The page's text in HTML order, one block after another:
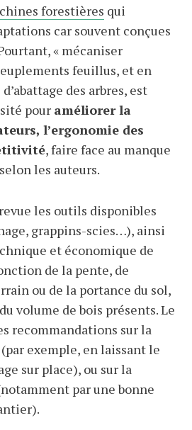
forestières qui
car souvent conçues
« mécaniser
feuillus, et en
des arbres, est
pour améliorer la
l’ergonomie des
, faire face au manque
les auteurs.
revue les outils disponibles
grappins-scies…), ainsi
et économique de
de la pente, de
ou de la portance du sol,
volume de bois présents. Le
recommandations sur la
(par exemple, en laissant le
sur place), ou sur la
par une bonne